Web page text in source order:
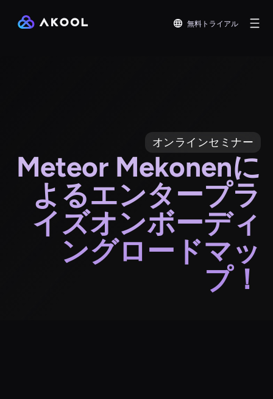
無料トライアル
オンラインセミナー
Meteor Mekonenに
よるエンタープラ
イズオンボーディ
ングロードマッ
プ！